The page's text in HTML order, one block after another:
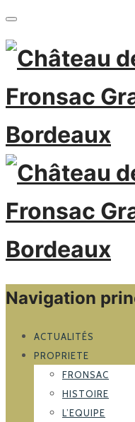
Navigation
ACTUALITÉS
PROPRIETE
FRONSAC
HISTOIRE
L’EQUIPE